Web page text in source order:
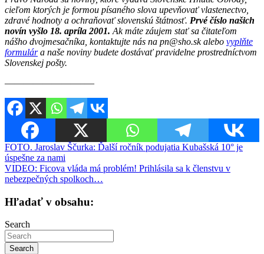
cieľom ktorých je formou písaného slova upevňovať vlastenectvo,
zdravé hodnoty a ochraňovať slovenskú štátnosť. Prvé číslo našich
novín vyšlo 18. apríla 2001. Ak máte záujem stať sa čitateľom
nášho dvojmesačníka, kontaktujte nás na pn@sho.sk alebo vyplňte
formulára naše noviny budete dostávať pravidelne prostredníctvom
Slovenskej pošty.
————————–—
Navigácia
v
článku
FOTO. Jaroslav Ščurka: Ďalší ročník podujatia Kubašská 10° je
úspešne za nami
VIDEO: Ficova vláda má problém! Prihlásila sa k členstvu v
nebezpečných spolkoch…
Hľadať v obsahu:
Search
Search